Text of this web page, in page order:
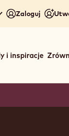
Zaloguj
i inspiracje